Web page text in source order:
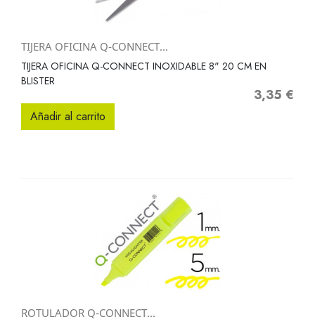
TIJERA OFICINA Q-CONNECT...
TIJERA OFICINA Q-CONNECT INOXIDABLE 8" 20 CM EN
BLISTER
Precio
3,35 €
Añadir al carrito
ROTULADOR Q-CONNECT...